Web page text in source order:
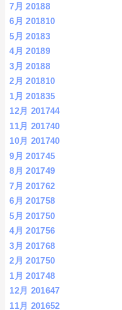
7月 20188
6月 201810
5月 20183
4月 20189
3月 20188
2月 201810
1月 201835
12月 201744
11月 201740
10月 201740
9月 201745
8月 201749
7月 201762
6月 201758
5月 201750
4月 201756
3月 201768
2月 201750
1月 201748
12月 201647
11月 201652